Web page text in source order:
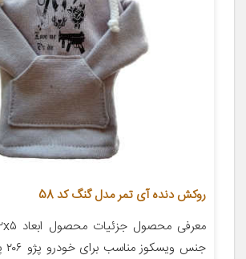
روکش دنده آی تمر مدل گنگ کد 58